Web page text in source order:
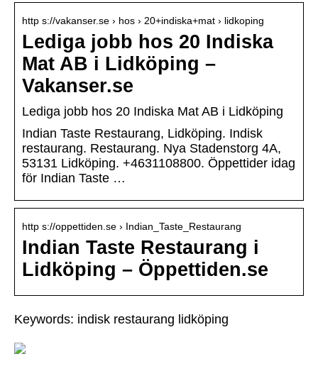
http s://vakanser.se › hos › 20+indiska+mat › lidkoping
Lediga jobb hos 20 Indiska
Mat AB i Lidköping –
Vakanser.se
Lediga jobb hos 20 Indiska Mat AB i Lidköping
Indian Taste Restaurang, Lidköping. Indisk
restaurang. Restaurang. Nya Stadenstorg 4A,
53131 Lidköping. +4631108800. Öppettider idag
för Indian Taste …
http s://oppettiden.se › Indian_Taste_Restaurang
Indian Taste Restaurang i
Lidköping – Öppettiden.se
Keywords: indisk restaurang lidköping